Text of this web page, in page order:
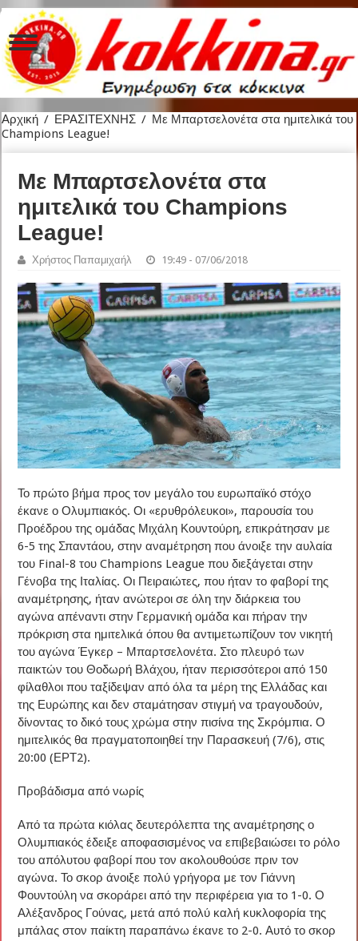
Αρχική / ΕΡΑΣΙΤΕΧΝΗΣ / Με Μπαρτσελονέτα στα ημιτελικά του
Champions League!
Με Μπαρτσελονέτα στα
ημιτελικά του Champions
League!
Χρήστος Παπαμιχαήλ 19:49 - 07/06/2018
Το πρώτο βήμα προς τον μεγάλο του ευρωπαϊκό στόχο
έκανε ο Ολυμπιακός. Οι «ερυθρόλευκοι», παρουσία του
Προέδρου της ομάδας Μιχάλη Κουντούρη, επικράτησαν με
6-5 της Σπαντάου, στην αναμέτρηση που άνοιξε την αυλαία
του Final-8 του Champions League που διεξάγεται στην
Γένοβα της Ιταλίας. Οι Πειραιώτες, που ήταν το φαβορί της
αναμέτρησης, ήταν ανώτεροι σε όλη την διάρκεια του
αγώνα απέναντι στην Γερμανική ομάδα και πήραν την
πρόκριση στα ημιτελικά όπου θα αντιμετωπίζουν τον νικητή
του αγώνα Έγκερ – Μπαρτσελονέτα. Στο πλευρό των
παικτών του Θοδωρή Βλάχου, ήταν περισσότεροι από 150
φίλαθλοι που ταξίδεψαν από όλα τα μέρη της Ελλάδας και
της Ευρώπης και δεν σταμάτησαν στιγμή να τραγουδούν,
δίνοντας το δικό τους χρώμα στην πισίνα της Σκρόμπια. Ο
ημιτελικός θα πραγματοποιηθεί την Παρασκευή (7/6), στις
20:00 (ΕΡΤ2).
Προβάδισμα από νωρίς
Από τα πρώτα κιόλας δευτερόλεπτα της αναμέτρησης ο
Ολυμπιακός έδειξε αποφασισμένος να επιβεβαιώσει το ρόλο
του απόλυτου φαβορί που τον ακολουθούσε πριν τον
αγώνα. Το σκορ άνοιξε πολύ γρήγορα με τον Γιάννη
Φουντούλη να σκοράρει από την περιφέρεια για το 1-0. Ο
Αλέξανδρος Γούνας, μετά από πολύ καλή κυκλοφορία της
μπάλας στον παίκτη παραπάνω έκανε το 2-0. Αυτό το σκορ